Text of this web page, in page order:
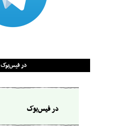
در فیس‌بوک
در فیس‌بوک